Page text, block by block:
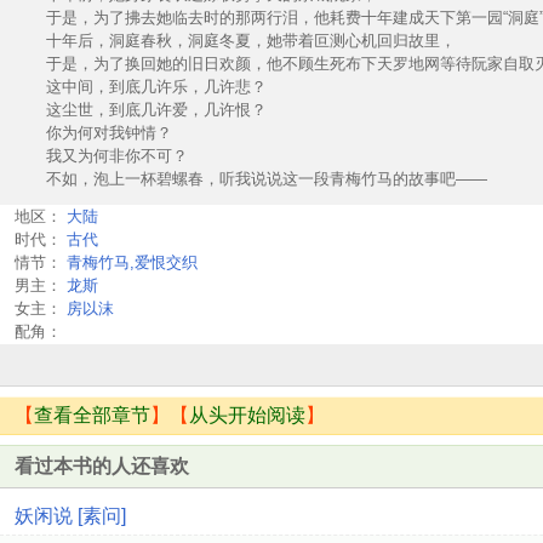
于是，为了拂去她临去时的那两行泪，他耗费十年建成天下第一园“洞庭”
十年后，洞庭春秋，洞庭冬夏，她带着叵测心机回归故里，
于是，为了换回她的旧日欢颜，他不顾生死布下天罗地网等待阮家自取
这中间，到底几许乐，几许悲？
这尘世，到底几许爱，几许恨？
你为何对我钟情？
我又为何非你不可？
不如，泡上一杯碧螺春，听我说说这一段青梅竹马的故事吧——
地区：
大陆
时代： 古代
情节： 青梅竹马,爱恨交织
男主： 龙斯
女主：
房以沫
配角：
【查看全部章节】【 从头开始阅读】
看过本书的人还喜欢
妖闲说 [素问]